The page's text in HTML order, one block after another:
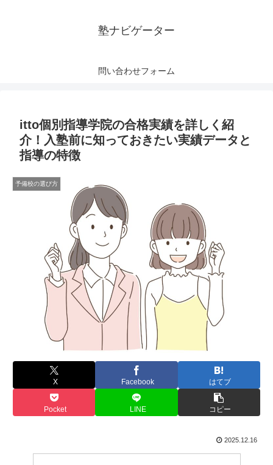
塾ナビゲーター
問い合わせフォーム
itto個別指導学院の合格実績を詳しく紹
介！入塾前に知っておきたい実績データと
指導の特徴
予備校の選び方
X Facebook はてブ
Pocket LINE コピー
2025.12.16